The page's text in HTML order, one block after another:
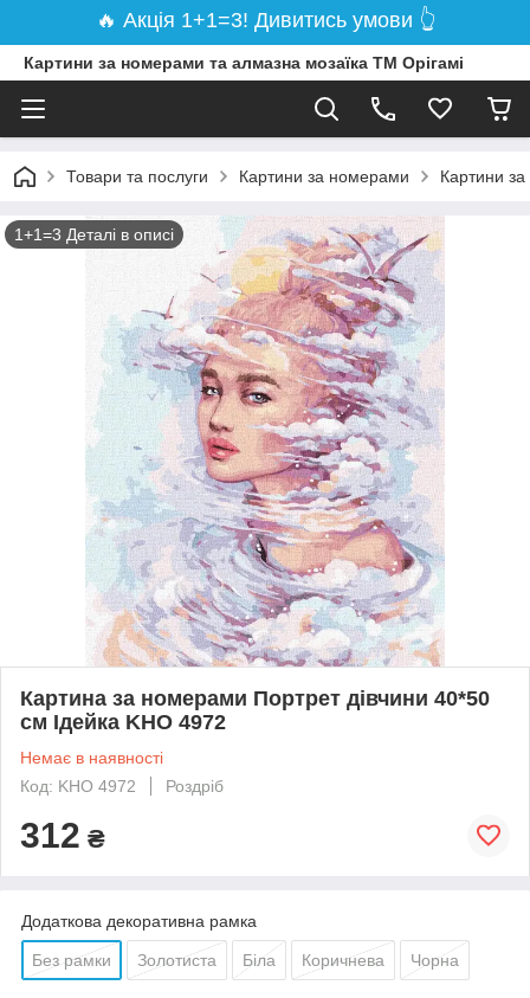
🔥 Акція 1+1=3! Дивитись умови 👆
Картини за номерами та алмазна мозаїка ТМ Орігамі
Товари та послуги Картини за номерами Картини
1+1=3 Деталі в описі
Картина за номерами Портрет дівчини 40*50
см Ідейка KHO 4972
Немає в наявності
Код: KHO 4972
Роздріб
312 ₴
Додаткова декоративна рамка
Без рамки Золотиста Біла Коричнева Чорна